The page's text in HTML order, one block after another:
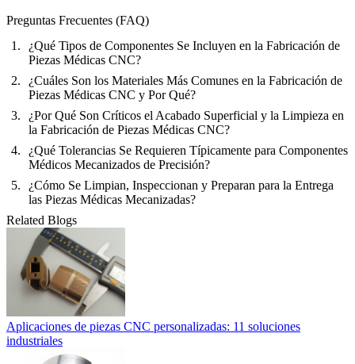
Preguntas Frecuentes (FAQ)
¿Qué Tipos de Componentes Se Incluyen en la Fabricación de
Piezas Médicas CNC?
¿Cuáles Son los Materiales Más Comunes en la Fabricación de
Piezas Médicas CNC y Por Qué?
¿Por Qué Son Críticos el Acabado Superficial y la Limpieza en
la Fabricación de Piezas Médicas CNC?
¿Qué Tolerancias Se Requieren Típicamente para Componentes
Médicos Mecanizados de Precisión?
¿Cómo Se Limpian, Inspeccionan y Preparan para la Entrega
las Piezas Médicas Mecanizadas?
Related Blogs
Aplicaciones de piezas CNC personalizadas: 11 soluciones
industriales